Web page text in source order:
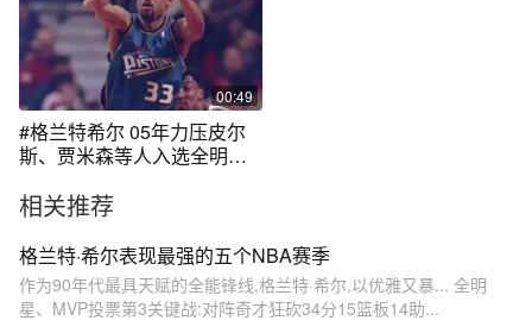
00:49
#格兰特希尔 05年力压皮尔
斯、贾米森等人入选全明星
#曼巴精神#传奇永不谢幕
相关推荐
格兰特·希尔表现最强的五个NBA赛季
作为90年代最具天赋的全能锋线,格兰特·希尔,以优雅又暴... 全明
星、MVP投票第3关键战:对阵奇才狂砍34分15篮板14助...